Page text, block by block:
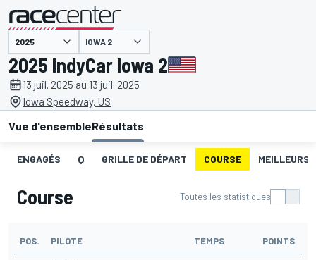
présenté par IOWA 2
2025 IndyCar Iowa 2
13 juil. 2025 au 13 juil. 2025
Iowa Speedway, US
Vue d'ensembleRésultats
ENGAGÉS Q GRILLE DE DÉPART COURSE MEILLEURS
Course Toutes les statistiques
POS. PILOTE TEMPS POINTS